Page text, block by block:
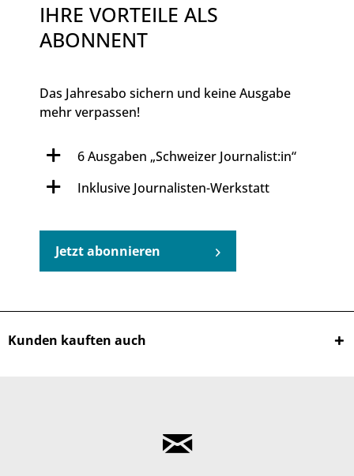
IHRE VORTEILE ALS
ABONNENT
Das Jahresabo sichern und keine Ausgabe
mehr verpassen!
6 Ausgaben „Schweizer Journalist:in“
Inklusive Journalisten-Werkstatt
Jetzt abonnieren
Kunden kauften auch